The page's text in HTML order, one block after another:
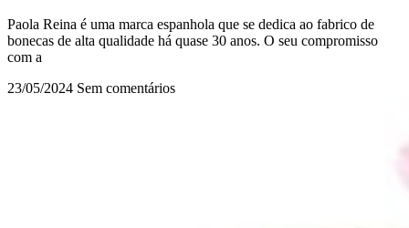
Paola Reina é uma marca espanhola que se dedica ao fabrico de
bonecas de alta qualidade há quase 30 anos. O seu compromisso
com a
23/05/2024 Sem comentários